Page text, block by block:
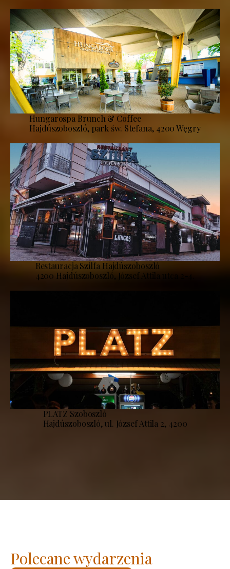
Hungarospa Brunch & Coffee
Hajdúszoboszló, park św. Stefana, 4200 Węgry
Restauracja Szilfa Hajdúszoboszló
4200 Hajdúszoboszló, József Attila utca 2-4.
PLATZ Szoboszló
Hajdúszoboszló, ul. József Attila 2, 4200
Polecane wydarzenia